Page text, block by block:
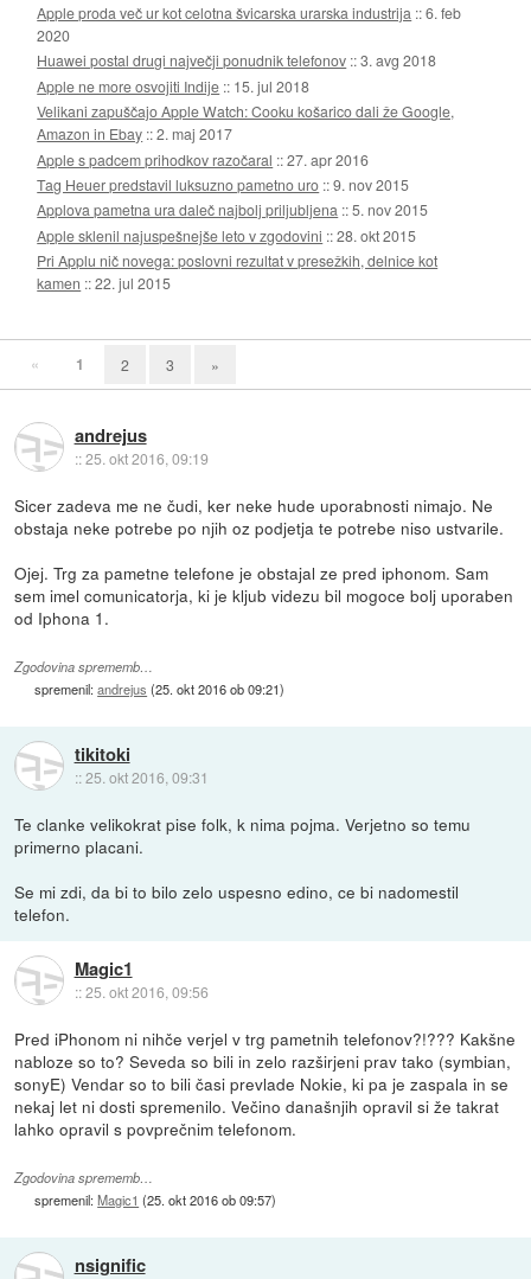
Apple proda več ur kot celotna švicarska urarska industrija ::6. feb
2020
Huawei postal drugi največji ponudnik telefonov ::3. avg 2018
Apple ne more osvojiti Indije :: 15. jul 2018
Velikani zapuščajo Apple Watch: Cooku košarico dali že Google,
Amazon in Ebay ::2. maj 2017
Apple s padcem prihodkov razočaral ::27. apr 2016
Tag Heuer predstavil luksuzno pametno uro ::9. nov 2015
Applova pametna ura daleč najbolj priljubljena ::5. nov 2015
Apple sklenil najuspešnejše leto v zgodovini ::28. okt 2015
Pri Applu nič novega: poslovni rezultat v presežkih, delnice kot
kamen ::22. jul 2015
« 1 2 3 »
andrejus
::25. okt 2016, 09:19
Sicer zadeva me ne čudi, ker neke hude uporabnosti nimajo. Ne
obstaja neke potrebe po njih oz podjetja te potrebe niso ustvarile.
Ojej. Trg za pametne telefone je obstajal ze pred iphonom. Sam
sem imel comunicatorja, ki je kljub videzu bil mogoce bolj uporaben
od Iphona 1.
Zgodovina sprememb…
spremenil:andrejus (25. okt 2016 ob 09:21)
tikitoki
::25. okt 2016, 09:31
Te clanke velikokrat pise folk, k nima pojma. Verjetno so temu
primerno placani.
Se mi zdi, da bi to bilo zelo uspesno edino, ce bi nadomestil
telefon.
Magic1
::25. okt 2016, 09:56
Pred iPhonom ni nihče verjel v trg pametnih telefonov?!??? Kakšne
nabloze so to? Seveda so bili in zelo razširjeni prav tako (symbian,
sonyE) Vendar so to bili časi prevlade Nokie, ki pa je zaspala in se
nekaj let ni dosti spremenilo. Večino današnjih opravil si že takrat
lahko opravil s povprečnim telefonom.
Zgodovina sprememb…
spremenil:Magic1 (25. okt 2016 ob 09:57)
nsignific